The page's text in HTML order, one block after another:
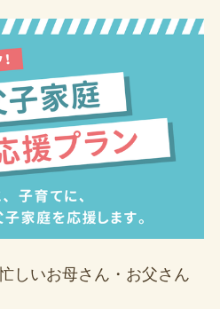
しいお母さん・お父さん